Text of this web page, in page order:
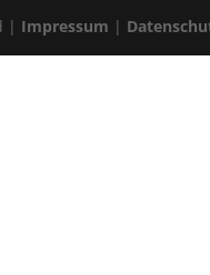
| Impressum |